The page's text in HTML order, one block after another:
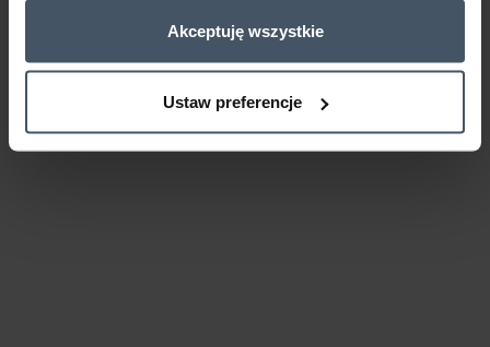
Akceptuję wszystkie
Ustaw preferencje